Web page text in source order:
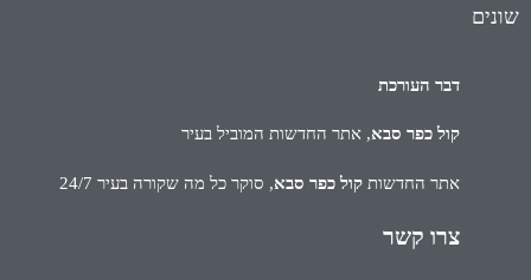
שונים
דבר העורכת
קול כפר סבא, אתר החדשות המוביל בעיר
אתר החדשות קול כפר סבא, סוקר כל מה שקורה בעיר 24/7
צרו קשר